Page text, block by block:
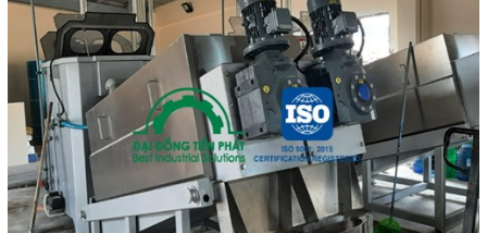
Máy ép bùn trục vít DDTP-MSP-404
Close